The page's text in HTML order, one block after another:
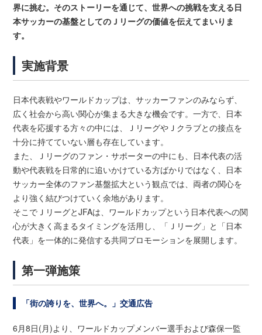
界に挑む。そのストーリーを通じて、世界への挑戦を支える日
本サッカーの基盤としてのＪリーグの価値を伝えてまいりま
す。
実施背景
日本代表戦やワールドカップは、サッカーファンのみならず、
広く社会から高い関心が集まる大きな機会です。一方で、日本
代表を応援する方々の中には、ＪリーグやＪクラブとの接点を
十分に持てていない層も存在しています。
また、Ｊリーグのファン・サポーターの中にも、日本代表の活
動や代表戦を日常的に追いかけている方ばかりではなく、日本
サッカー全体のファン基盤拡大という観点では、両者の関心を
より強く結びつけていく余地があります。
そこでＪリーグとJFAは、ワールドカップという日本代表への関
心が大きく高まるタイミングを活用し、「Ｊリーグ」と「日本
代表」を一体的に発信する共同プロモーションを展開します。
第一弾施策
「街の誇りを、世界へ。」交通広告
6月8日(月)より、ワールドカップメンバー選手および森保一監